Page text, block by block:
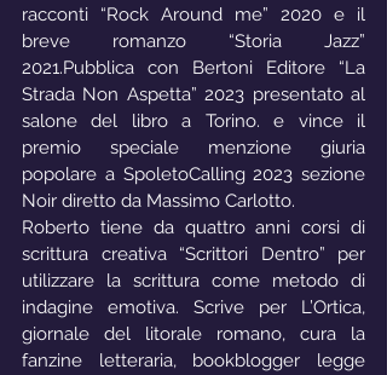
racconti “Rock Around me” 2020 e il
breve romanzo “Storia Jazz”
2021.Pubblica con Bertoni Editore “La
Strada Non Aspetta” 2023 presentato al
salone del libro a Torino. e vince il
premio speciale menzione giuria
popolare a SpoletoCalling 2023 sezione
Noir diretto da Massimo Carlotto.
Roberto tiene da quattro anni corsi di
scrittura creativa “Scrittori Dentro” per
utilizzare la scrittura come metodo di
indagine emotiva. Scrive per L’Ortica,
giornale del litorale romano, cura la
fanzine letteraria, bookblogger legge